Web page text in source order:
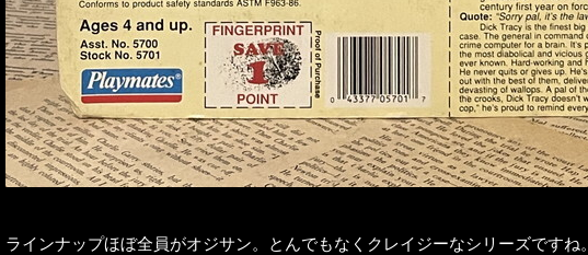
ラインナップほぼ全員がオジサン。とんでもなくクレイジーなシリーズですね。